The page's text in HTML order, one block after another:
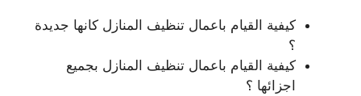
كيفية القيام باعمال تنظيف المنازل كانها جديدة
؟
كيفية القيام باعمال تنظيف المنازل بجميع
اجزائها ؟